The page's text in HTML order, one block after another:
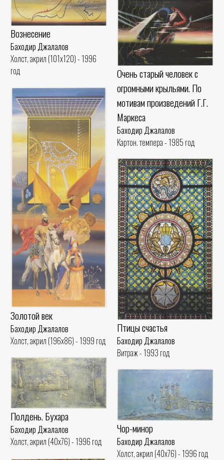
Вознесение
Баходир Джалалов
Холст, акрил (101x120) - 1996
год
Очень старый человек с
огромными крыльями. По
мотивам произведений Г.Г.
Маркеса
Баходир Джалалов
Картон. темпера - 1985 год
Золотой век
Баходир Джалалов
Холст, акрил (196x86) - 1999 год
Птицы счастья
Баходир Джалалов
Витраж - 1993 год
Полдень. Бухара
Баходир Джалалов
Холст, акрил (40x76) - 1996 год
Чор-минор
Баходир Джалалов
Холст, акрил (40x76) - 1996 год